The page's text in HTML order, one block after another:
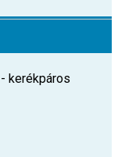
kerékpáros